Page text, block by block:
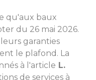
qu'aux baux
du 26 mai 2026.
garanties
le plafond. La
à l'article L.
de services à